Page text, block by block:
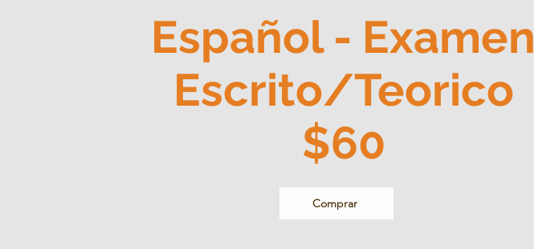
Español - Examen
Escrito/Teorico
$60
Comprar